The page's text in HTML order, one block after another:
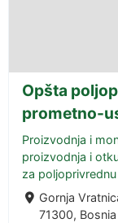
Opšta
prometno-
Proizvodnja i
proizvodnja i
za
Gornja
71300,